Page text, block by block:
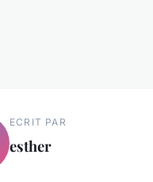
ECRIT PAR
esther